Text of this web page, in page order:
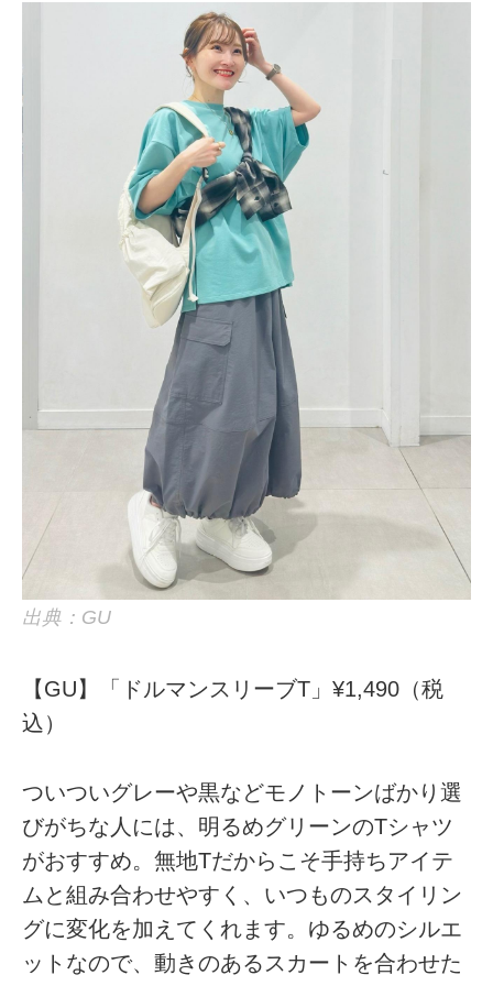
出典：GU
【GU】「ドルマンスリーブT」¥1,490（税
込）
ついついグレーや黒などモノトーンばかり選
びがちな人には、明るめグリーンのTシャツ
がおすすめ。無地Tだからこそ手持ちアイテ
ムと組み合わせやすく、いつものスタイリン
グに変化を加えてくれます。ゆるめのシルエ
ットなので、動きのあるスカートを合わせた